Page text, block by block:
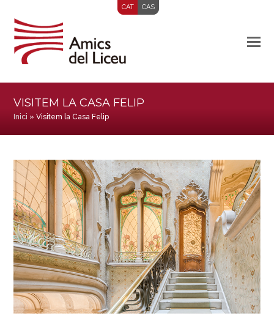
CAT CAS
VISITEM LA CASA FELIP
Inici »Visitem la Casa Felip